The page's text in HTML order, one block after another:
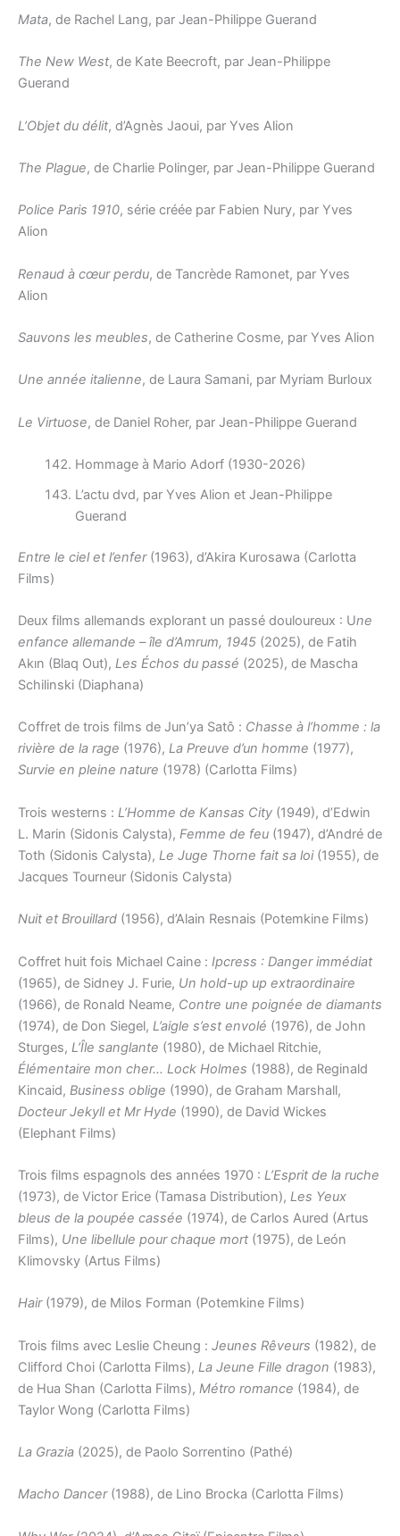
Mata, de Rachel Lang, par Jean-Philippe Guerand
The New West, de Kate Beecroft, par Jean-Philippe
Guerand
L’Objet du délit, d’Agnès Jaoui, par Yves Alion
The Plague, de Charlie Polinger, par Jean-Philippe Guerand
Police Paris 1910, série créée par Fabien Nury, par Yves
Alion
Renaud à cœur perdu, de Tancrède Ramonet, par Yves
Alion
Sauvons les meubles, de Catherine Cosme, par Yves Alion
Une année italienne, de Laura Samani, par Myriam Burloux
Le Virtuose, de Daniel Roher, par Jean-Philippe Guerand
Hommage à Mario Adorf (1930-2026)
L’actu dvd, par Yves Alion et Jean-Philippe
Guerand
Entre le ciel et l’enfer(1963), d’Akira Kurosawa (Carlotta
Films)
Deux films allemands explorant un passé douloureux : Une
enfance allemande – île d’Amrum, 1945 (2025), de Fatih
Akın (Blaq Out), Les Échos du passé (2025), de Mascha
Schilinski (Diaphana)
Coffret de trois films de Jun’ya Satô : Chasse à l’homme : la
rivière de la rage (1976), La Preuve d’un homme (1977),
Survie en pleine nature (1978) (Carlotta Films)
Trois westerns : L’Homme de Kansas City (1949), d’Edwin
L. Marin (Sidonis Calysta), Femme de feu (1947), d’André de
Toth (Sidonis Calysta), Le Juge Thorne fait sa loi(1955), de
Jacques Tourneur (Sidonis Calysta)
Nuit et Brouillard (1956), d’Alain Resnais (Potemkine Films)
Coffret huit fois Michael Caine : Ipcress : Danger immédiat
(1965), de Sidney J. Furie, Un hold-up up extraordinaire
(1966), de Ronald Neame, Contre une poignée de diamants
(1974), de Don Siegel, L’aigle s’est envolé (1976), de John
Sturges, L’Île sanglante (1980), de Michael Ritchie,
Élémentaire mon cher… Lock Holmes (1988), de Reginald
Kincaid, Business oblige (1990), de Graham Marshall,
Docteur Jekyll et Mr Hyde (1990), de David Wickes
(Elephant Films)
Trois films espagnols des années 1970 : L’Esprit de la ruche
(1973), de Victor Erice (Tamasa Distribution), Les Yeux
bleus de la poupée cassée (1974), de Carlos Aured (Artus
Films), Une libellule pour chaque mort (1975), de León
Klimovsky (Artus Films)
Hair(1979), de Milos Forman (Potemkine Films)
Trois films avec Leslie Cheung : Jeunes Rêveurs (1982), de
Clifford Choi (Carlotta Films), La Jeune Fille dragon (1983),
de Hua Shan (Carlotta Films), Métro romance (1984), de
Taylor Wong (Carlotta Films)
La Grazia (2025), de Paolo Sorrentino (Pathé)
Macho Dancer(1988), de Lino Brocka (Carlotta Films)